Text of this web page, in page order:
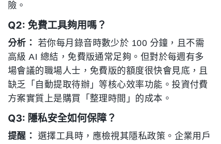
險。
Q2: 免費工具夠用嗎？
分析：
若你每月錄音時數少於 100 分鐘，且不需
高級 AI 總結，免費版通常足夠。但對於每週有多
場會議的職場人士，免費版的額度很快會見底，且
缺乏「自動提取待辦」等核心效率功能。投資付費
方案實質上是購買「整理時間」的成本。
Q3: 隱私安全如何保障？
提醒：
選擇工具時，應檢視其隱私政策。企業用戶